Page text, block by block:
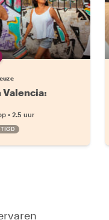
Valencia:
•2.5 uur